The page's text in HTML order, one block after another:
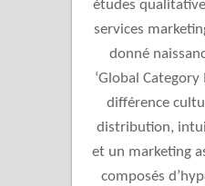
études
services
donné
‘Global Category
différence
distribution,
et un marketing
composés